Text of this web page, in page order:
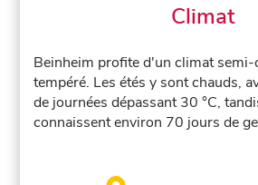
Climat
Beinheim profite d'un climat semi-
tempéré. Les étés y sont chauds,
de journées dépassant 30 °C,
connaissent environ 70 jours de